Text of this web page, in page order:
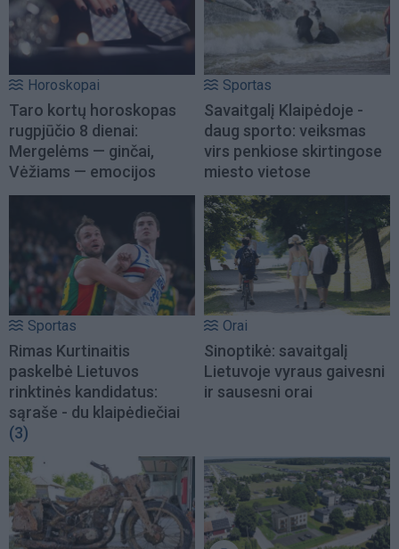
Horoskopai
Taro kortų horoskopas
rugpjūčio 8 dienai:
Mergelėms — ginčai,
Vėžiams — emocijos
Sportas
Savaitgalį Klaipėdoje -
daug sporto: veiksmas
virs penkiose skirtingose
miesto vietose
Sportas
Rimas Kurtinaitis
paskelbė Lietuvos
rinktinės kandidatus:
sąraše - du klaipėdiečiai
(3)
Orai
Sinoptikė: savaitgalį
Lietuvoje vyraus gaivesni
ir sausesni orai